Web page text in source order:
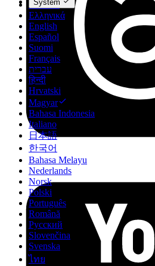
Deutsch
Ελληνικά
English
Español
Suomi
Français
עברית
हिन्दी
Hrvatski
Magyar
Bahasa Indonesia
Italiano
日本語
한국어
Bahasa Melayu
Nederlands
Norsk
Polski
Português
Română
Русский
Slovenčina
Svenska
ไทย
System